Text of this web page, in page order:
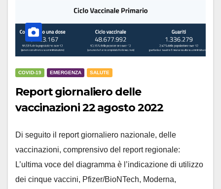
COVID-19 EMERGENZA SALUTE
Report giornaliero delle
vaccinazioni 22 agosto 2022
Di seguito il report giornaliero nazionale, delle
vaccinazioni, comprensivo del report regionale:
L’ultima voce del diagramma è l’indicazione di utilizzo
dei cinque vaccini, Pfizer/BioNTech, Moderna,